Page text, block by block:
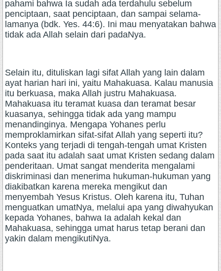
pahami bahwa Ia sudah ada terdahulu sebelum
penciptaan, saat penciptaan, dan sampai selama-
lamanya (bdk. Yes. 44:6). Ini mau menyatakan bahwa
tidak ada Allah selain dari padaNya.
Selain itu, dituliskan lagi sifat Allah yang lain dalam
ayat harian hari ini, yaitu Mahakuasa. Kalau manusia
itu berkuasa, maka Allah justru Mahakuasa.
Mahakuasa itu teramat kuasa dan teramat besar
kuasanya, sehingga tidak ada yang mampu
menandinginya. Mengapa Yohanes perlu
memproklamirkan sifat-sifat Allah yang seperti itu?
Konteks yang terjadi di tengah-tengah umat Kristen
pada saat itu adalah saat umat Kristen sedang dalam
penderitaan. Umat sangat menderita mengalami
diskriminasi dan menerima hukuman-hukuman yang
diakibatkan karena mereka mengikut dan
menyembah Yesus Kristus. Oleh karena itu, Tuhan
menguatkan umatNya, melalui apa yang diwahyukan
kepada Yohanes, bahwa Ia adalah kekal dan
Mahakuasa, sehingga umat harus tetap berani dan
yakin dalam mengikutiNya.